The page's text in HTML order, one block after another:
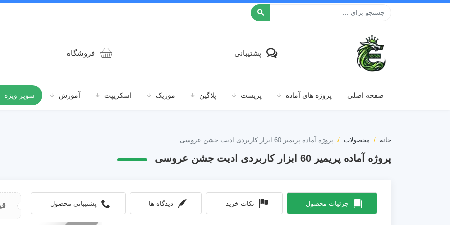
پشتیبانی فروشگاه
صفحه اصلی پروژه های آماده پریست پلاگین موزیک اسکریپت آموزش سوپر ویژه
خانه محصولات پروژه آماده پریمیر 60 ابزار کاربردی ادیت جشن عروسی
پروژه آماده پریمیر 60 ابزار کاربردی ادیت جشن عروسی
جزئیات محصول نکات خرید دیدگاه ها پشتیبانی محصول